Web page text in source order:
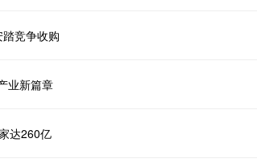
竞争收购
业新篇章
达260亿